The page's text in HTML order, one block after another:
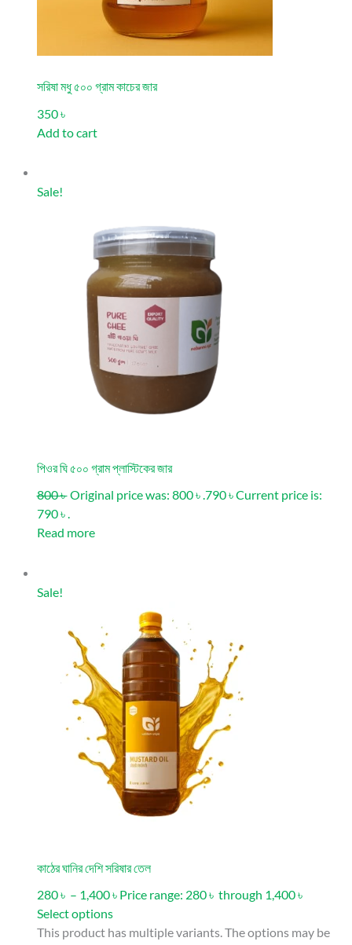
সরিষা মধু ৫০০ গ্রাম কাচের জার
350 ৳
Add to cart
Sale!
পিওর ঘি ৫০০ গ্রাম প্লাস্টিকের জার
800 ৳Original price was: 800 ৳ .790 ৳Current price is:
790 ৳ .
Read more
Sale!
কাঠের ঘানির দেশি সরিষার তেল
280 ৳ – 1,400 ৳ Price range: 280 ৳ through 1,400 ৳
Select options
This product has multiple variants. The options may be